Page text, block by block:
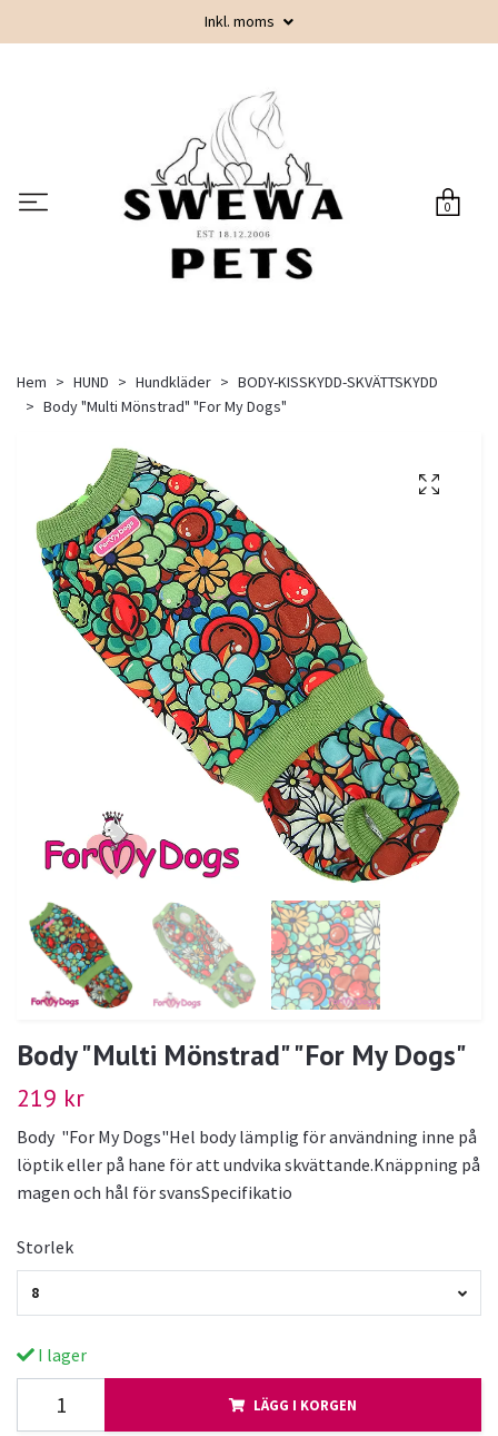
Inkl. moms
0
Hem HUND Hundkläder
BODY-KISSKYDD-SKVÄTTSKYDD
Body "Multi Mönstrad" "For My Dogs"
Body "Multi Mönstrad" "For My Dogs"
219 kr
Body "For My Dogs"Hel body lämplig för användning inne på
löptik eller på hane för att undvika skvättande.Knäppning på
magen och hål för svansSpecifikatio
Storlek
8
I lager
LÄGG I KORGEN